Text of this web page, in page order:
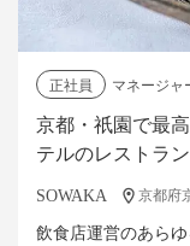
正社員
マネージャ
京都・祇園で最
テルのレストラ
SOWAKA
飲食店運営のあら